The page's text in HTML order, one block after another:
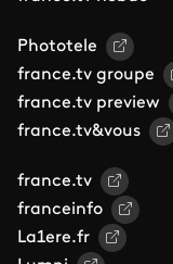
Phototele
france.tv groupe
france.tv preview
france.tv&vous
france.tv
franceinfo
La1ere.fr